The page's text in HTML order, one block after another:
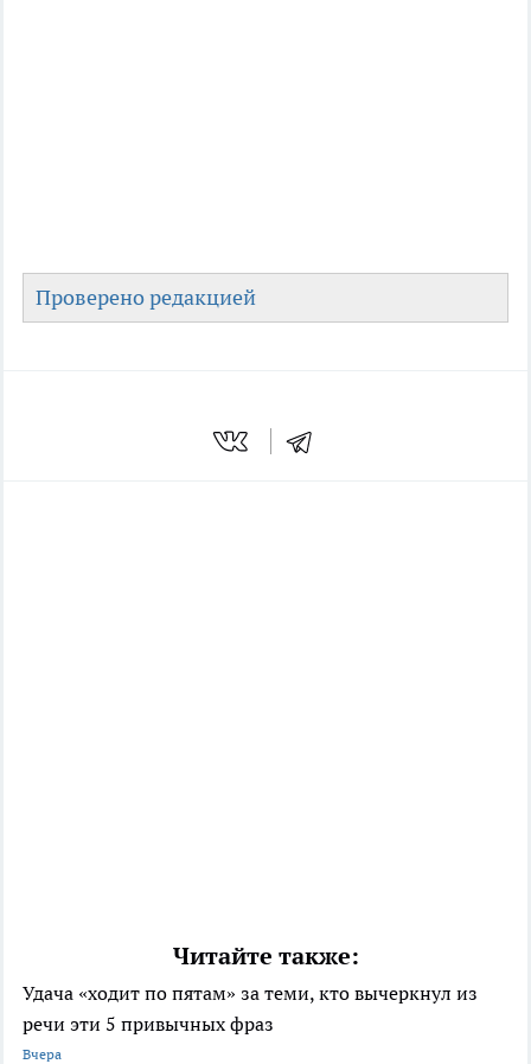
Проверено редакцией
Читайте также:
Удача «ходит по пятам» за теми, кто вычеркнул из
речи эти 5 привычных фраз
Вчера